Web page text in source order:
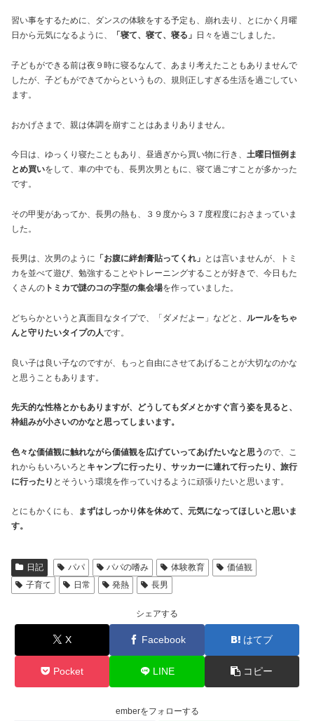
習い事をするために、ダンスの体験をする予定も、崩れ去り、とにかく月曜
日から元気になるように、
「寝て、寝て、寝る」 日々を過ごしました。
子どもができる前は夜９時に寝るなんて、あまり考えたこともありませんで
したが、子どもができてからというもの、規則正しすぎる生活を過ごしてい
ます。
おかげさまで、親は体調を崩すことはあまりありません。
今日は、ゆっくり寝たこともあり、昼過ぎから買い物に行き、 土曜日恒例ま
とめ買いをして、車の中でも、長男次男ともに、寝て過ごすことが多かった
です。
その甲斐があってか、長男の熱も、３９度から３７度程度におさまっていま
した。
長男は、次男のように 「お腹に絆創膏貼ってくれ」 とは言いませんが、トミ
カを並べて遊び、勉強することやトレーニングすることが好きで、今日もた
くさんの トミカで謎のコの字型の集会場を作っていました。
どちらかというと真面目なタイプで、「ダメだよー」などと、 ルールをちゃ
んと守りたいタイプの人です。
良い子は良い子なのですが、もっと自由にさせてあげることが大切なのかな
と思うこともあります。
先天的な性格とかもありますが、どうしてもダメとかすぐ言う姿を見ると、
枠組みが小さいのかなと思ってしまいます。
色々な価値観に触れながら価値観を広げていってあげたいなと思うので、こ
れからもいろいろと キャンプに行ったり、サッカーに連れて行ったり、旅行
に行ったり とそういう環境を作っていけるように頑張りたいと思います。
とにもかくにも、
まずはしっかり体を休めて、元気になってほしいと思いま
す。
日記 パパ パパの嗜み 体験教育
価値観
子育て
日常 発熱 長男
シェアする
X Facebook はてブ
Pocket LINE コピー
emberをフォローする